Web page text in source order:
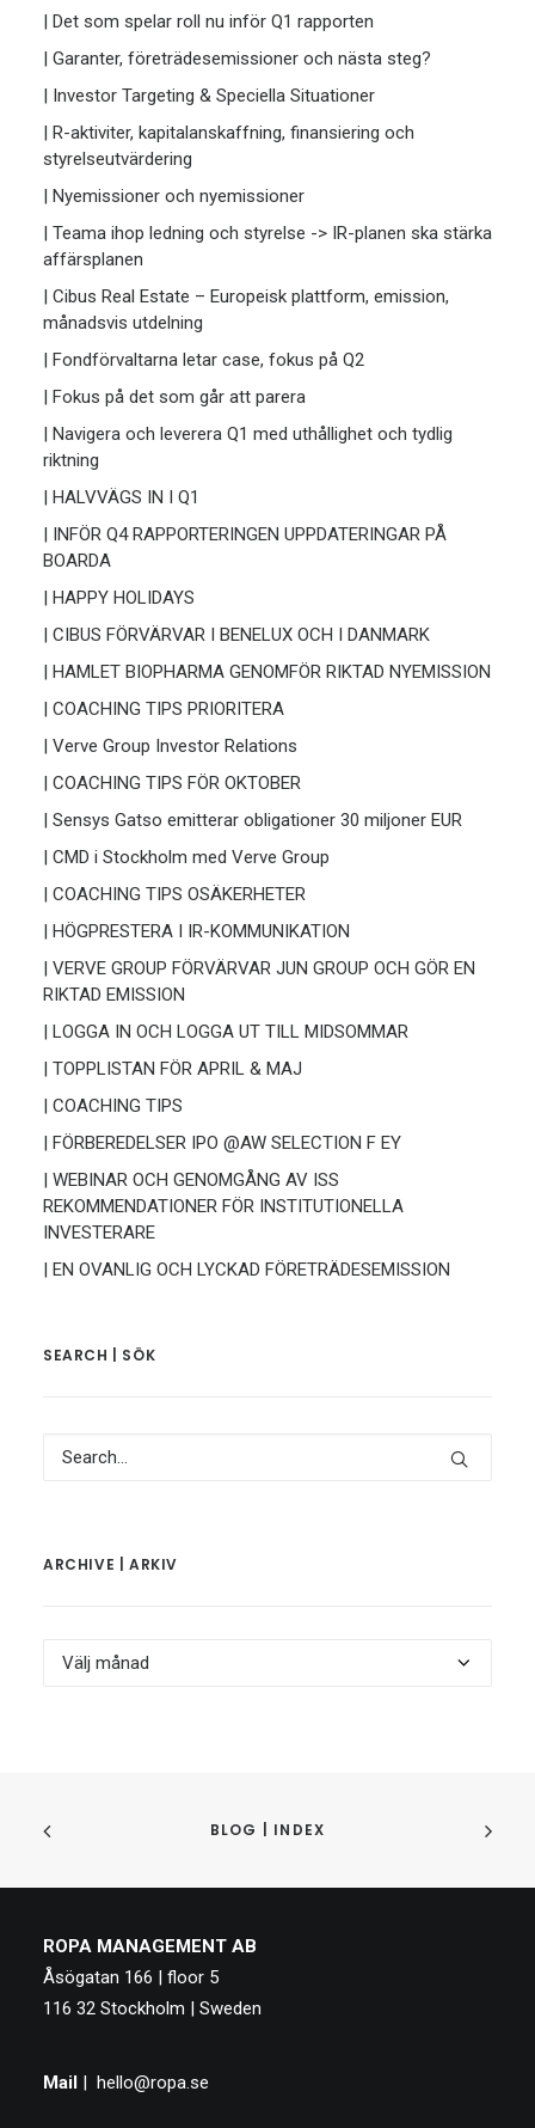
| Det som spelar roll nu inför Q1 rapporten
| Garanter, företrädesemissioner och nästa steg?
| Investor Targeting & Speciella Situationer
| R-aktiviter, kapitalanskaffning, finansiering och
styrelseutvärdering
| Nyemissioner och nyemissioner
| Teama ihop ledning och styrelse -> IR-planen ska stärka
affärsplanen
| Cibus Real Estate – Europeisk plattform, emission,
månadsvis utdelning
| Fondförvaltarna letar case, fokus på Q2
| Fokus på det som går att parera
| Navigera och leverera Q1 med uthållighet och tydlig
riktning
| HALVVÄGS IN I Q1
| INFÖR Q4 RAPPORTERINGEN UPPDATERINGAR PÅ
BOARDA
| HAPPY HOLIDAYS
| CIBUS FÖRVÄRVAR I BENELUX OCH I DANMARK
| HAMLET BIOPHARMA GENOMFÖR RIKTAD NYEMISSION
| COACHING TIPS PRIORITERA
| Verve Group Investor Relations
| COACHING TIPS FÖR OKTOBER
| Sensys Gatso emitterar obligationer 30 miljoner EUR
| CMD i Stockholm med Verve Group
| COACHING TIPS OSÄKERHETER
| HÖGPRESTERA I IR-KOMMUNIKATION
| VERVE GROUP FÖRVÄRVAR JUN GROUP OCH GÖR EN
RIKTAD EMISSION
| LOGGA IN OCH LOGGA UT TILL MIDSOMMAR
| TOPPLISTAN FÖR APRIL & MAJ
| COACHING TIPS
| FÖRBEREDELSER IPO @AW SELECTION F EY
| WEBINAR OCH GENOMGÅNG AV ISS
REKOMMENDATIONER FÖR INSTITUTIONELLA
INVESTERARE
| EN OVANLIG OCH LYCKAD FÖRETRÄDESEMISSION
SEARCH | SÖK
ARCHIVE | ARKIV
Archive
BLOG | INDEX
ROPA MANAGEMENT AB
Åsögatan 166 | floor 5
116 32 Stockholm | Sweden
Mail | hello@ropa.se